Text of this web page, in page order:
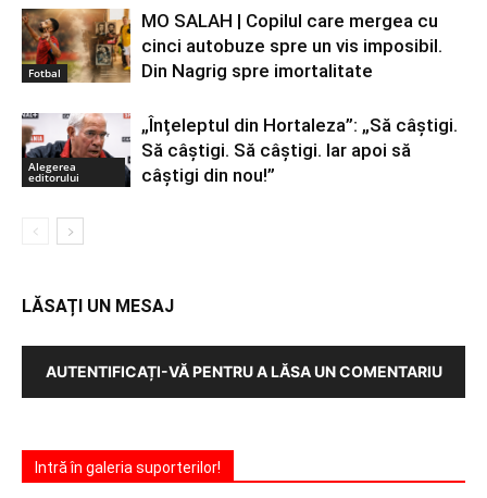
Fotbal
MO SALAH | Copilul care mergea cu
cinci autobuze spre un vis imposibil.
Din Nagrig spre imortalitate
Alegerea
editorului
„Înțeleptul din Hortaleza”: „Să câștigi.
Să câștigi. Să câștigi. Iar apoi să
câștigi din nou!”
LĂSAȚI UN MESAJ
AUTENTIFICAȚI-VĂ PENTRU A LĂSA UN COMENTARIU
Intră în galeria suporterilor!